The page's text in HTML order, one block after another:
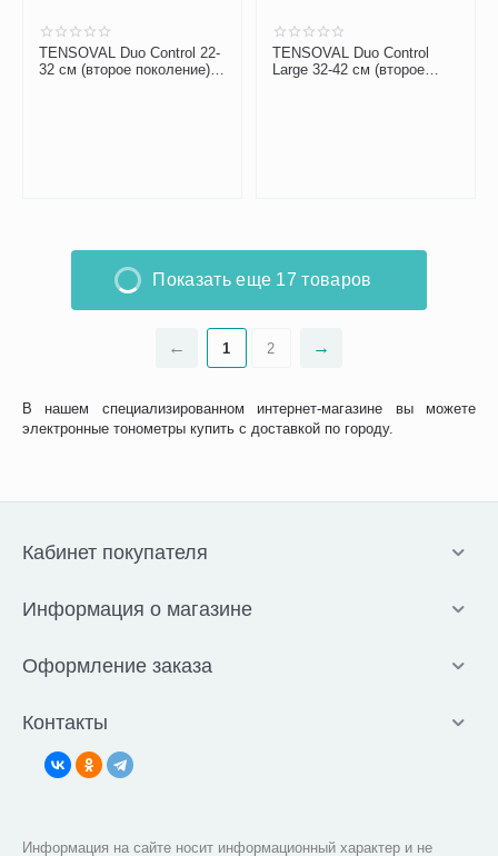
В нашем специализированном интернет-магазине вы можете
электронные тонометры купить с доставкой по городу.
TENSOVAL Duo Control 22-
32 см (второе поколение)
TENSOVAL Duo Control
Large 32-42 см (второе
Показать еще 17 товаров
1 2
Кабинет покупателя
Информация о магазине
Оформление заказа
Контакты
Информация на сайте носит информационный характер и не